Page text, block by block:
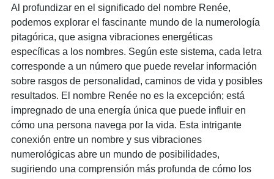
Al profundizar en el significado del nombre Renée,
podemos explorar el fascinante mundo de la numerología
pitagórica, que asigna vibraciones energéticas
específicas a los nombres. Según este sistema, cada letra
corresponde a un número que puede revelar información
sobre rasgos de personalidad, caminos de vida y posibles
resultados. El nombre Renée no es la excepción; está
impregnado de una energía única que puede influir en
cómo una persona navega por la vida. Esta intrigante
conexión entre un nombre y sus vibraciones
numerológicas abre un mundo de posibilidades,
sugiriendo una comprensión más profunda de cómo los